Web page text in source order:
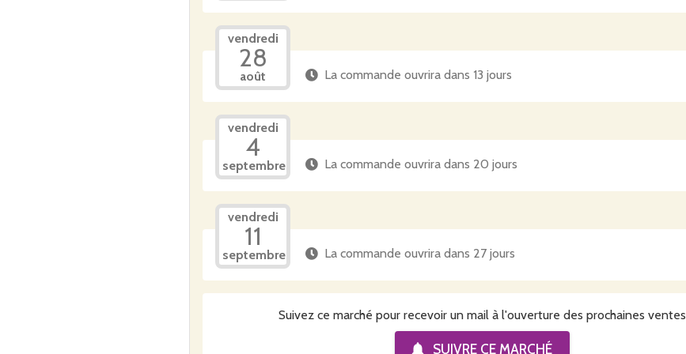
vendredi
28
août La commande ouvrira dans 13 jours
vendredi
4
septembre La commande ouvrira dans 20 jours
vendredi
11
septembre La commande ouvrira dans 27 jours
Suivez ce marché pour recevoir un mail à l'ouverture des prochaines ventes
SUIVRE CEMARCHÉ